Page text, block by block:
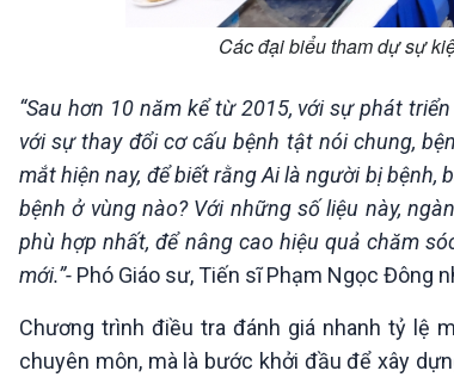
Các đại biểu tham dự sự
“Sau hơn 10 năm kể từ 2015, với sự phát
với sự thay đổi cơ cấu bệnh tật nói chung,
mắt hiện nay, để biết rằng Ai là người bị bệnh,
bệnh ở vùng nào? Với những số liệu này,
phù hợp nhất, để nâng cao hiệu quả chăm
mới.”- Phó Giáo sư, Tiến sĩ Phạm Ngọc Đông
Chương trình điều tra đánh giá nhanh tỷ lệ
chuyên môn, mà là bước khởi đầu để xây